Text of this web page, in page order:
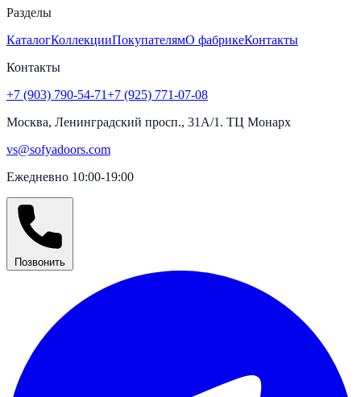
Разделы
КаталогКоллекцииПокупателямО фабрикеКонтакты
Контакты
+7 (903) 790-54-71+7 (925) 771-07-08
Москва, Ленинградский просп., 31А/1. ТЦ Монарх
vs@sofyadoors.com
Ежедневно 10:00-19:00
Позвонить